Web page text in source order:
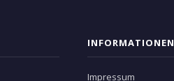
INFORMATIONEN
Impressum